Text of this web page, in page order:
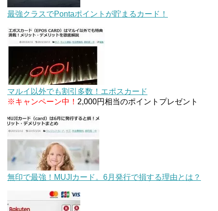
最強クラスでPontaポイントが貯まるカード！
マルイ以外でも割引多数！エポスカード
※キャンペーン中！ 2,000円相当のポイントプレゼント
無印で最強！MUJIカード。6月発行で損する理由とは？